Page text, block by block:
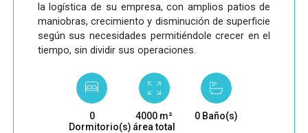
la logística de su empresa, con amplios patios de
maniobras, crecimiento y disminución de superficie
según sus necesidades permitiéndole crecer en el
tiempo, sin dividir sus operaciones.
0
Dormitorio(s)
4000 m²
área total
0 Baño(s)